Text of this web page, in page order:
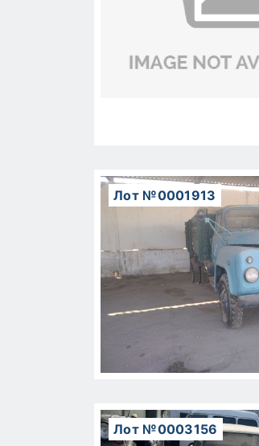
Лот №0001913
Лот №0003156